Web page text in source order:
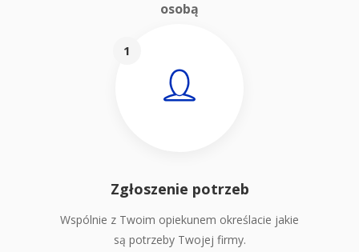
osobą
1
Zgłoszenie potrzeb
Wspólnie z Twoim opiekunem określacie jakie
są potrzeby Twojej firmy.